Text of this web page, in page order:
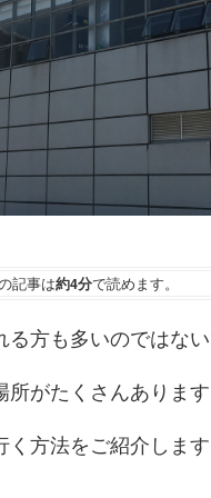
記事は約4分で読めます。
方も多いのではない
がたくさんあります
方法をご紹介します